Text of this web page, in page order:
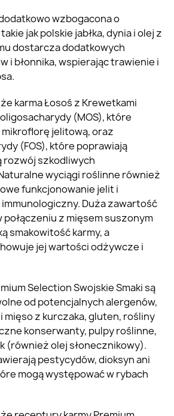
wzbogacona o
jak polskie jabłka, dynia i olej z
dostarcza dodatkowych
i błonnika, wspierając trawienie i
karma Łosoś z Krewetkami
(MOS), które
jelitową, oraz
(FOS), które poprawiają
rozwój szkodliwych
wyciągi roślinne również
funkcjonowanie jelit i
immunologiczny. Duża zawartość
połączeniu z mięsem suszonym
smakowitość karmy, a
jej wartości odżywcze i
Selection Swojskie Smaki są
od potencjalnych alergenów,
mięso z kurczaka, gluten, rośliny
konserwanty, pulpy roślinne,
(również olej słonecznikowy).
pestycydów, dioksyn ani
mogą występować w rybach